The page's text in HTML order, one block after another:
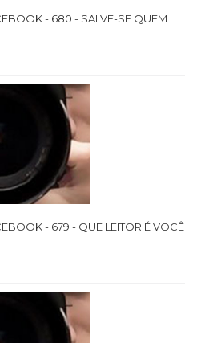
- 680 - SALVE-SE QUEM
- 679 - QUE LEITOR É VOCÊ